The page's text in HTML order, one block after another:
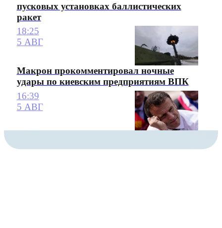
пусковых установках баллистических
ракет
18:25
5 АВГ
Макрон прокомментировал ночные
удары по киевским предприятиям ВПК
16:39
5 АВГ